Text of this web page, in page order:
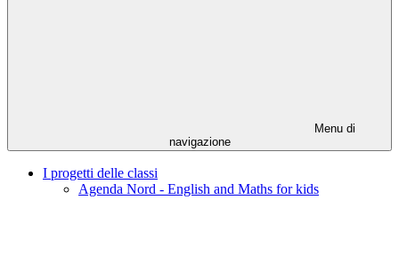
Menu di
navigazione
I progetti delle classi
Agenda Nord - English and Maths for kids